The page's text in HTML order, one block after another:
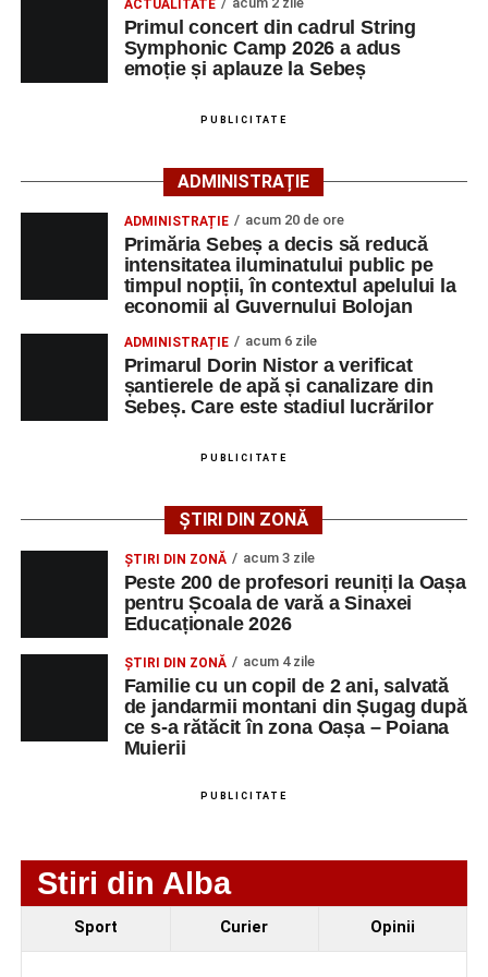
Adaugă-ne ca sursă preferată
Urmărește-ne pe Google News
Primăria Sebeș a decis să reducă intensitatea
iluminatului public pe timpul nopții, în contextul
apelului la economii al Guvernului Bolojan
Duminică, 23 august 2026, Râpa Roșie găzduiește
cea de-a III-a ediție a concursului „CicloAventurier
de Sebeș”
Primul concert din cadrul String Symphonic Camp
2026 a adus emoție și aplauze la Sebeș
participă, timp de o săptămână, la cursuri de
perfecționare, repetiții și activități artistice desfășurate sub
îndrumarea unor profesori și mentori.
au venit la Sebeș și au susținut un recital apreciat de
tinerilor muzicieni și munca depusă în cadrul taberei, iar
spectatorii au răsplătit prestațiile cu aplauze îndelungate.
Evenimentul face parte din programulString Symphonic
Camp 2026, proiect susținut de Rotary Club Alba Iulia
care urmărește să ofere tinerilor muzicieni oportunitatea
ACTUALITATE
Primul concert din cadrul String
Symphonic Camp 2026 a adus
emoție și aplauze la Sebeș
PUBLICITATE
ADMINISTRAȚIE
ADMINISTRAȚIE acum 20 de ore
Primăria Sebeș a decis să reducă
intensitatea iluminatului public pe
timpul nopții, în contextul apelului la
economii al Guvernului Bolojan
ADMINISTRAȚIE acum 6 zile
Primarul Dorin Nistor a verificat
șantierele de apă și canalizare din
Sebeș. Care este stadiul lucrărilor
PUBLICITATE
ȘTIRI DIN ZONĂ
ȘTIRI DIN ZONĂ acum 3 zile
Peste 200 de profesori reuniți la Oașa
pentru Școala de vară a Sinaxei
Educaționale 2026
ȘTIRI DIN ZONĂ acum 4 zile
Familie cu un copil de 2 ani, salvată
de jandarmii montani din Șugag după
ce s-a rătăcit în zona Oașa – Poiana
Muierii
PUBLICITATE
Stiri din Alba
Sport Curier Opinii